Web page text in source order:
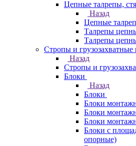
Цепные талрепы,
Назад
Цепные
Талрепы
Талрепы
Стропы и грузозахватные
Назад
Стропы и
Блоки
Назад
Блоки
Блоки
Блоки
Блоки
Блоки с
опорные)